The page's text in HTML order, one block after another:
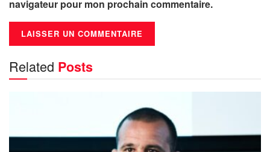
navigateur pour mon prochain commentaire.
Related Posts